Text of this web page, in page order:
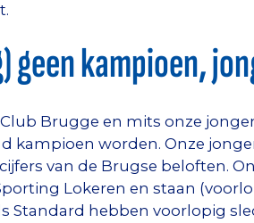
geen kampioen,
Brugge en mits onze
kampioen worden. Onze
cijfers van de Brugse beloften.
Lokeren en staan
Standard hebben voorlopig